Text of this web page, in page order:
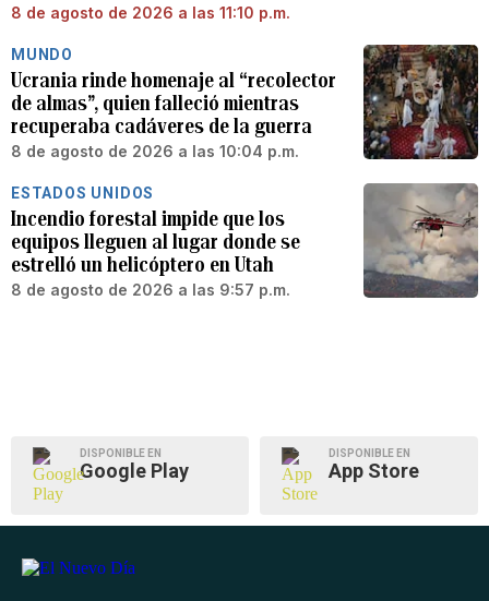
8 de agosto de 2026 a las 11:10 p.m.
MUNDO
Ucrania rinde homenaje al “recolector
de almas”, quien falleció mientras
recuperaba cadáveres de la guerra
8 de agosto de 2026 a las 10:04 p.m.
ESTADOS UNIDOS
Incendio forestal impide que los
equipos lleguen al lugar donde se
estrelló un helicóptero en Utah
8 de agosto de 2026 a las 9:57 p.m.
DISPONIBLE EN
Google Play
DISPONIBLE EN
App Store